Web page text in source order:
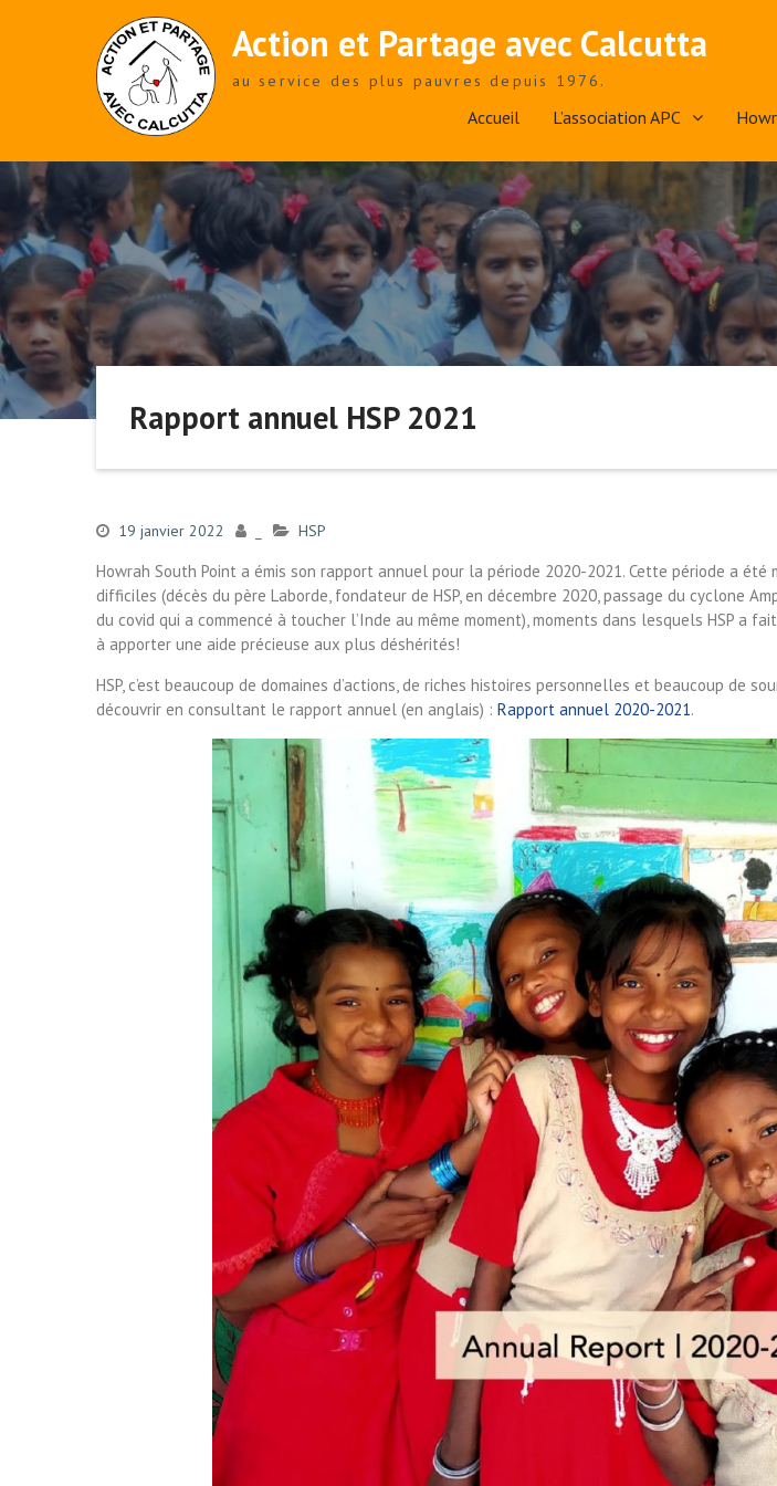
Action et Partage avec Calcutta
au service des plus pauvres depuis 1976.
Accueil L’association APC
Rapport annuel HSP 2021
19 janvier 2022 HSP
Howrah South Point a émis son rapport annuel pour la période 2020-2021. Cette période a été
difficiles (décès du père Laborde, fondateur de HSP, en décembre 2020, passage du cyclone
du covid qui a commencé à toucher l’Inde au même moment), moments dans lesquels HSP a
à apporter une aide précieuse aux plus déshérités!
HSP, c’est beaucoup de domaines d’actions, de riches histoires personnelles et beaucoup de
découvrir en consultant le rapport annuel (en anglais) : Rapport annuel 2020-2021.